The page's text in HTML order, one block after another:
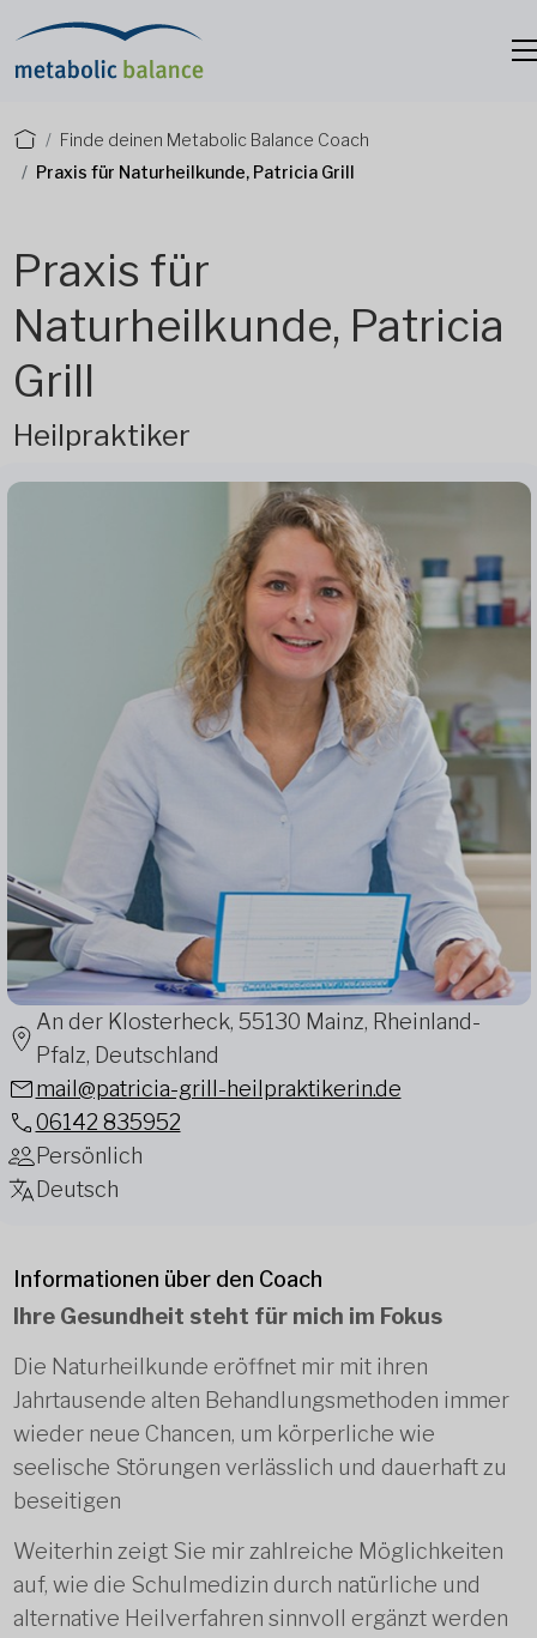
Finde deinen Metabolic Balance Coach
Praxis für Naturheilkunde, Patricia Grill
Praxis für
Naturheilkunde, Patricia
Grill
Heilpraktiker
An der Klosterheck, 55130 Mainz, Rheinland-
Pfalz, Deutschland
mail@patricia-grill-heilpraktikerin.de
06142 835952
Persönlich
Deutsch
Informationen über den Coach
Ihre Gesundheit steht für mich im Fokus
Die Naturheilkunde eröffnet mir mit ihren
Jahrtausende alten Behandlungsmethoden immer
wieder neue Chancen, um körperliche wie
seelische Störungen verlässlich und dauerhaft zu
beseitigen
Weiterhin zeigt Sie mir zahlreiche Möglichkeiten
auf, wie die Schulmedizin durch natürliche und
alternative Heilverfahren sinnvoll ergänzt werden